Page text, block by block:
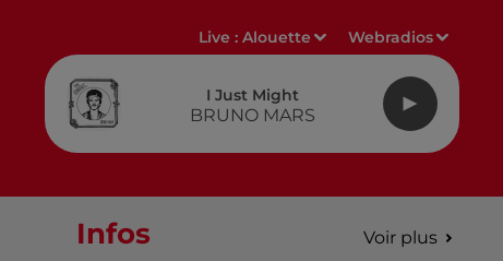
Live :Alouette Webradios
I Just Might
BRUNO MARS
Infos Voir plus